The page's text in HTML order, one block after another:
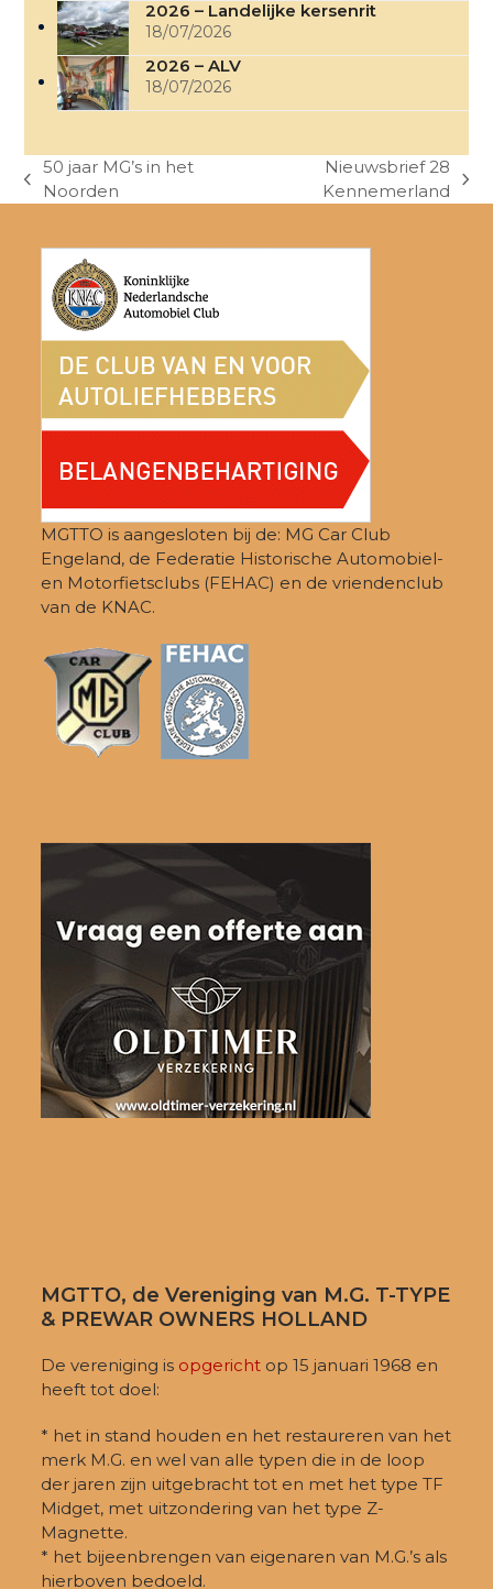
2026 – Landelijke kersenrit
18/07/2026
2026 – ALV
18/07/2026
previous
50 jaar MG’s in het
Noorden
Nieuwsbrief 28
Kennemerland
MGTTO is aangesloten bij de: MG Car Club
Engeland, de Federatie Historische Automobiel-
en Motorfietsclubs (FEHAC) en de vriendenclub
van de KNAC.
MGTTO, de Vereniging van M.G. T-TYPE
& PREWAR OWNERS HOLLAND
De vereniging is opgericht op 15 januari 1968 en
heeft tot doel:
* het in stand houden en het restaureren van het
merk M.G. en wel van alle typen die in de loop
der jaren zijn uitgebracht tot en met het type TF
Midget, met uitzondering van het type Z-
Magnette.
* het bijeenbrengen van eigenaren van M.G.’s als
hierboven bedoeld.